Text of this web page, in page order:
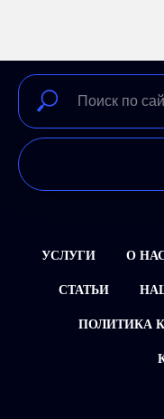
УСЛУГИ О
СТАТЬИ
ПОЛИТИКА